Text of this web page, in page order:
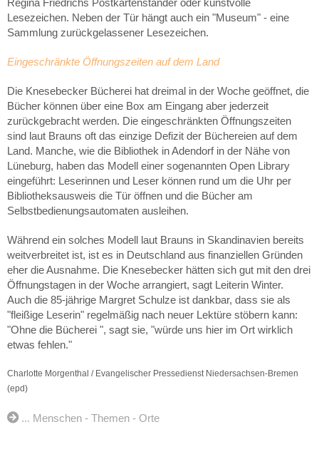
Lesezeichen. Neben der Tür hängt auch ein "Museum" - eine
Sammlung zurückgelassener Lesezeichen.
Eingeschränkte Öffnungszeiten auf dem Land
Die Knesebecker Bücherei hat dreimal in der Woche geöffnet, die
Bücher können über eine Box am Eingang aber jederzeit
zurückgebracht werden. Die eingeschränkten Öffnungszeiten
sind laut Brauns oft das einzige Defizit der Büchereien auf dem
Land. Manche, wie die Bibliothek in Adendorf in der Nähe von
Lüneburg, haben das Modell einer sogenannten Open Library
eingeführt: Leserinnen und Leser können rund um die Uhr per
Bibliotheksausweis die Tür öffnen und die Bücher am
Selbstbedienungsautomaten ausleihen.
Während ein solches Modell laut Brauns in Skandinavien bereits
weitverbreitet ist, ist es in Deutschland aus finanziellen Gründen
eher die Ausnahme. Die Knesebecker hätten sich gut mit den drei
Öffnungstagen in der Woche arrangiert, sagt Leiterin Winter.
Auch die 85-jährige Margret Schulze ist dankbar, dass sie als
"fleißige Leserin" regelmäßig nach neuer Lektüre stöbern kann:
"Ohne die Bücherei ", sagt sie, "würde uns hier im Ort wirklich
etwas fehlen."
Charlotte Morgenthal / Evangelischer Pressedienst Niedersachsen-Bremen
(epd)
... Menschen - Themen - Orte